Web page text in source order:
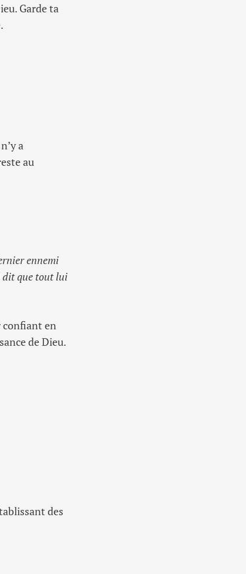
Garde ta
a
au
ennemi
dit que tout lui
confiant en
de Dieu.
des